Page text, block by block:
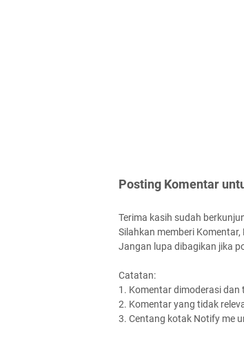
Posting Komentar
Terima kasih sudah
Silahkan memberi
Jangan lupa dibagikan jika
Catatan:
1. Komentar dimoderasi dan
2. Komentar yang tidak
3. Centang kotak Notify me